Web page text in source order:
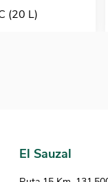
(20 L)
El Sauzal